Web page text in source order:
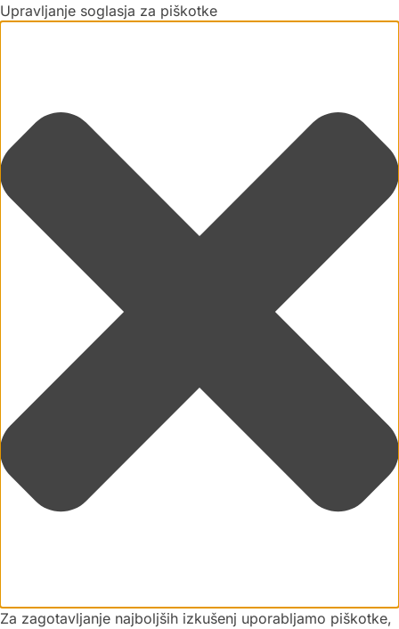
Upravljanje soglasja za piškotke
Za zagotavljanje najboljših izkušenj uporabljamo piškotke,